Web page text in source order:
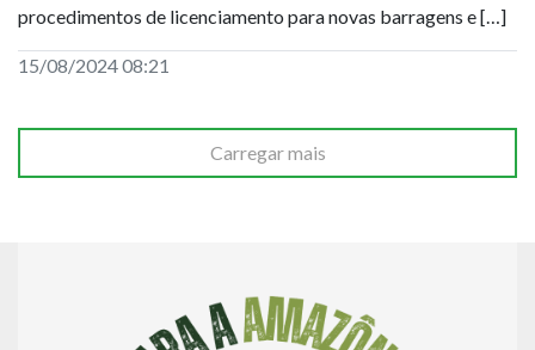
procedimentos de licenciamento para novas barragens e […]
15/08/2024 08:21
Carregar mais